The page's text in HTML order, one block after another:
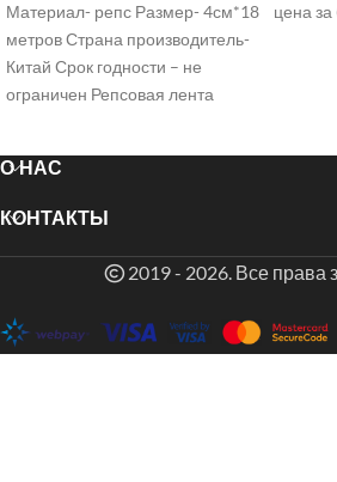
Материал- репс Размер- 4см*18
метров Страна производитель-
Китай Срок годности – не
ограничен Репсовая лента
цена
О НАС
КОНТАКТЫ
2019 - 2026. Все